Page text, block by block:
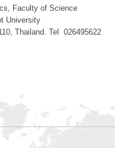
Faculty of Science
University
Thailand. Tel 026495622